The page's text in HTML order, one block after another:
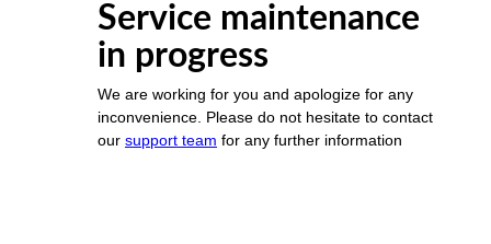
Service maintenance
in progress
We are working for you and apologize for any
inconvenience. Please do not hesitate to contact
our support team for any further information